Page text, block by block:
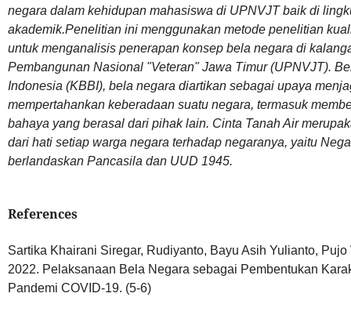
negara dalam kehidupan mahasiswa di UPNVJT baik di
akademik.Penelitian ini menggunakan metode penelitian
untuk menganalisis penerapan konsep bela negara di
Pembangunan Nasional "Veteran" Jawa Timur (UPNVJT).
Indonesia (KBBI), bela negara diartikan sebagai upaya
mempertahankan keberadaan suatu negara, termasuk
bahaya yang berasal dari pihak lain. Cinta Tanah Air
dari hati setiap warga negara terhadap negaranya, yaitu
berlandaskan Pancasila dan UUD 1945.
References
Sartika Khairani Siregar, Rudiyanto, Bayu Asih Yulianto,
2022. Pelaksanaan Bela Negara sebagai Pembentukan
Pandemi COVID-19. (5-6)